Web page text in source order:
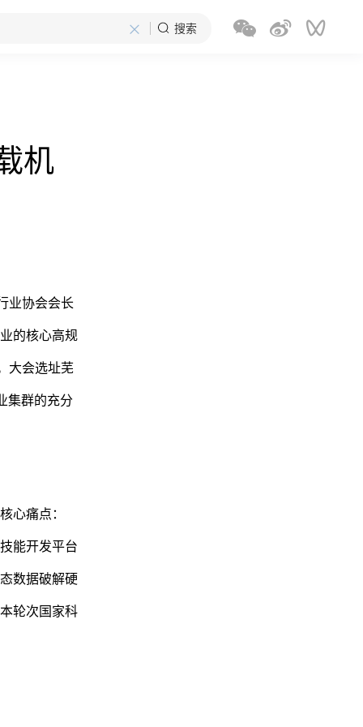
× 搜索
机
业协会会长
的核心高规
大会选址芜
集群的充分
心痛点：
能开发平台
数据破解硬
轮次国家科